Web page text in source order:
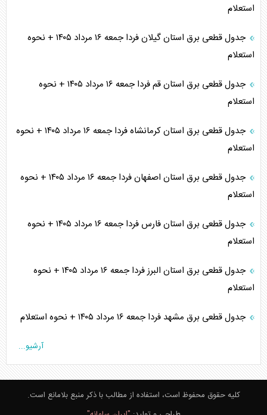
استعلام
جدول قطعی برق استان گیلان فردا جمعه ۱۶ مرداد ۱۴۰۵ + نحوه
استعلام
جدول قطعی برق استان قم فردا جمعه ۱۶ مرداد ۱۴۰۵ + نحوه
استعلام
جدول قطعی برق استان کرمانشاه فردا جمعه ۱۶ مرداد ۱۴۰۵ + نحوه
استعلام
جدول قطعی برق استان اصفهان فردا جمعه ۱۶ مرداد ۱۴۰۵ + نحوه
استعلام
جدول قطعی برق استان فارس فردا جمعه ۱۶ مرداد ۱۴۰۵ + نحوه
استعلام
جدول قطعی برق استان البرز فردا جمعه ۱۶ مرداد ۱۴۰۵ + نحوه
استعلام
جدول قطعی برق مشهد فردا جمعه ۱۶ مرداد ۱۴۰۵ + نحوه استعلام
آرشیو...
کلیه حقوق محفوظ است، استفاده از مطالب با ذکر منبع بلامانع است.